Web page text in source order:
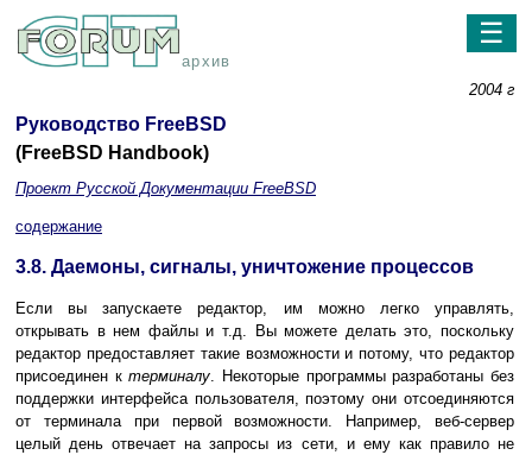
архив
☰
2004 г
Руководство FreeBSD
(FreeBSD Handbook)
Проект Русской Документации FreeBSD
содержание
3.8. Даемоны, сигналы, уничтожение процессов
Если вы запускаете редактор, им можно легко управлять,
открывать в нем файлы и т.д. Вы можете делать это, поскольку
редактор предоставляет такие возможности и потому, что редактор
присоединен ктерминалу. Некоторые программы разработаны без
поддержки интерфейса пользователя, поэтому они отсоединяются
от терминала при первой возможности. Например, веб-сервер
целый день отвечает на запросы из сети, и ему как правило не